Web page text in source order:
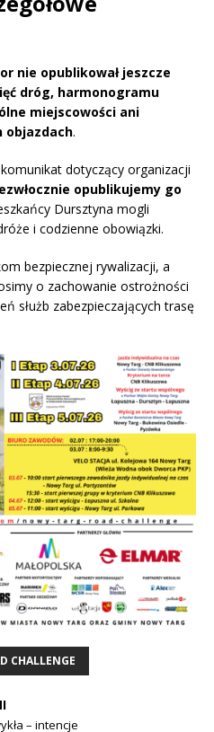
nie opublikował jeszcze
dróg, harmonogramu
miejscowości ani
objazdach.
dotyczący organizacji
opublikujemy go
Dursztyna mogli
i codzienne obowiązki.
bezpiecznej rywalizacji, a
o zachowanie ostrożności
służb zabezpieczających trasę
CHALLENGE
– intencje